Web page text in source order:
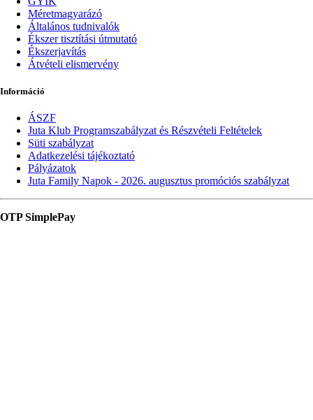
Méretmagyarázó
Általános tudnivalók
Ékszer tisztítási útmutató
Ékszerjavítás
Átvételi elismervény
Információ
ÁSZF
Juta Klub Programszabályzat és Részvételi Feltételek
Süti szabályzat
Adatkezelési tájékoztató
Pályázatok
Juta Family Napok - 2026. augusztus promóciós szabályzat
OTP SimplePay